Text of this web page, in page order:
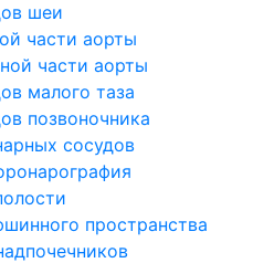
шеи
части аорты
части аорты
малого таза
позвоночника
сосудов
пространства